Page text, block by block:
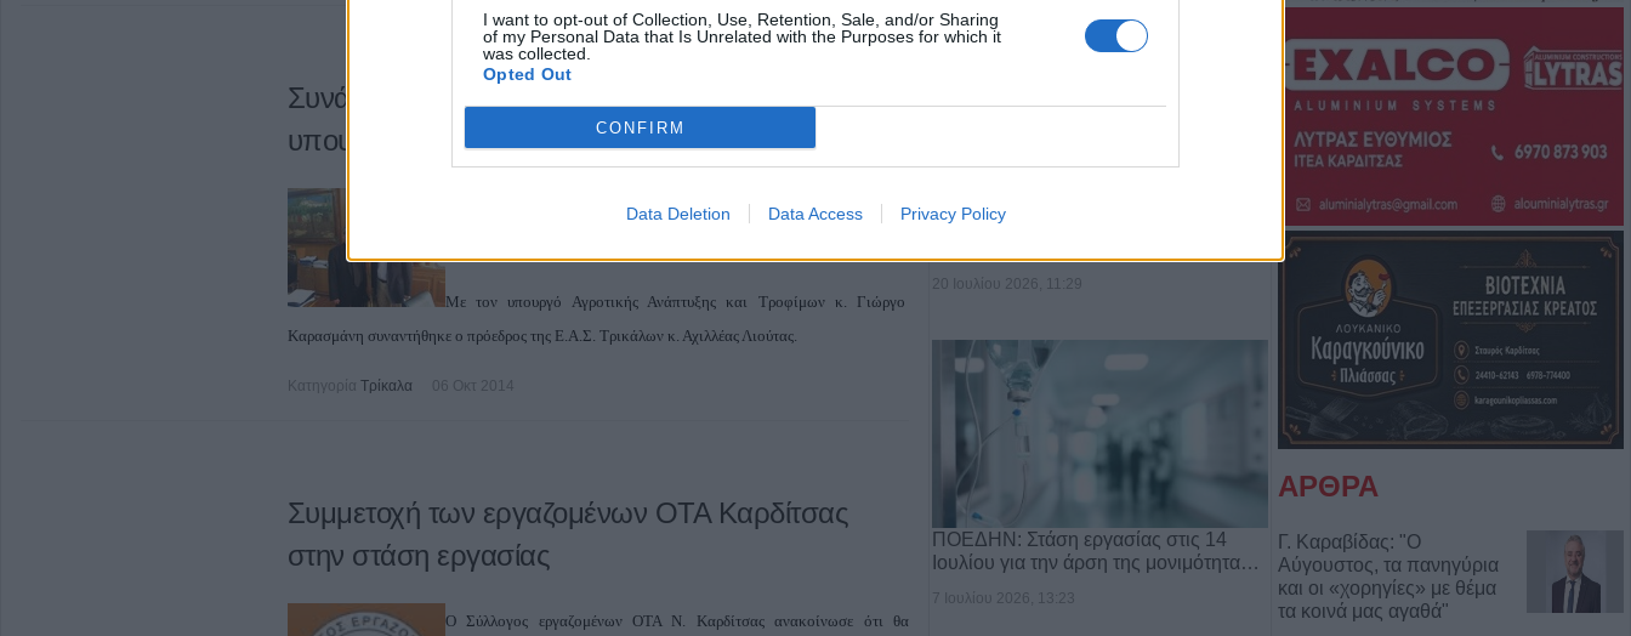
I want to opt-out of Collection, Use, Retention, Sale, and/or Sharing
of my Personal Data that Is Unrelated with the Purposes for which it
was collected.
Opted Out
CONFIRM
Data Deletion Data Access Privacy Policy
Συνάντηση του προέδρου ΕΑΣ Τρικάλων με τον
υπουργό Αγροτικής Ανάπτυξης
Με τον υπουργό Αγροτικής Ανάπτυξης και Τροφίμων κ. Γιώργο
Καρασμάνη συναντήθηκε ο πρόεδρος της Ε.Α.Σ. Τρικάλων κ. Αχιλλέας Λιούτας.
Κατηγορία Τρίκαλα 06 Οκτ 2014
Συμμετοχή των εργαζομένων ΟΤΑ Καρδίτσας
στην στάση εργασίας
Ο Σύλλογος εργαζομένων ΟΤΑ Ν. Καρδίτσας ανακοίνωσε ότι θα
από τη θέση του Αντιδημάρχου
20 Ιουλίου 2026, 11:29
ΠΟΕΔΗΝ: Στάση εργασίας στις 14
Ιουλίου για την άρση της μονιμότητα…
7 Ιουλίου 2026, 13:23
ΑΡΘΡΑ
Γ. Καραβίδας: "Ο
Αύγουστος, τα πανηγύρια
και οι «χορηγίες» με θέμα
τα κοινά μας αγαθά"